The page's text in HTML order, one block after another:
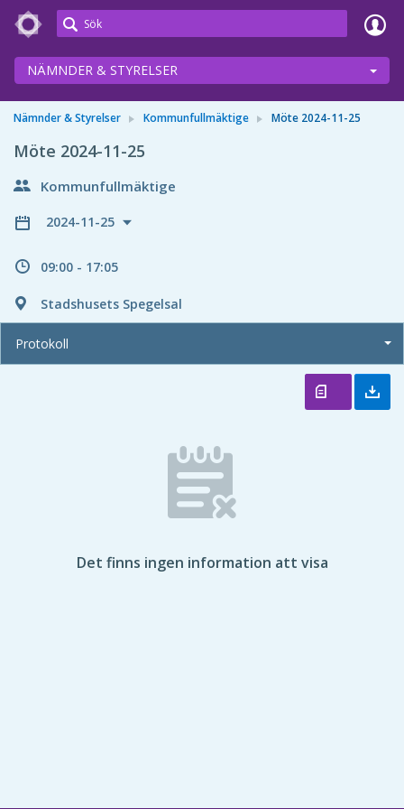
Meetings+
NÄMNDER & STYRELSER
Nämnder & Styrelser Kommunfullmäktige Möte 2024-11-25
Möte 2024-11-25
Kommunfullmäktige
2024-11-25
09:00 - 17:05
Stadshusets Spegelsal
Protokoll
Det finns ingen information att visa